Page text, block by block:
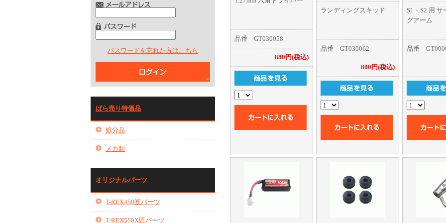
パスワードを忘れた方はこちら
ばら売り特価品
処分品
メカ類
オリジナルパーツ
T-REX450匠パーツ
T-REX550X匠パーツ
品番 GT030058
880円(税込)
ランディングスキッド
品番 GT030062
800円(税込)
S1・S2 用
グアーム
品番